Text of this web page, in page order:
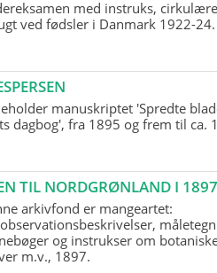
med instruks,
ved fødsler i Danmark 1922-24.
manuskriptet 'Spredte
dagbog', fra 1895 og frem til ca.
TIL NORDGRØNLAND I
arkivfond er mangeartet:
og instrukser om
m.v., 1897.